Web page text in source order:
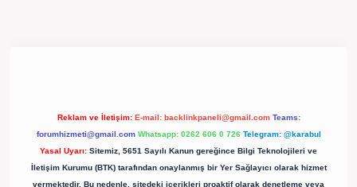
Reklam ve İletişim: E-mail: backlinkpaneli@gmail.com Teams:
forumhizmeti@gmail.com Whatsapp: 0262 606 0 726 Telegram: @karabul
Yasal Uyarı: Sitemiz, 5651 Sayılı Kanun gereğince Bilgi Teknolojileri ve
İletişim Kurumu (BTK) tarafından onaylanmış bir Yer Sağlayıcı olarak hizmet
vermektedir. Bu nedenle, sitedeki içerikleri proaktif olarak denetleme veya